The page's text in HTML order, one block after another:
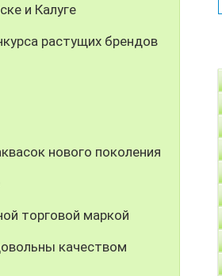
и Калуге
растущих брендов
нового поколения
торговой маркой
качеством